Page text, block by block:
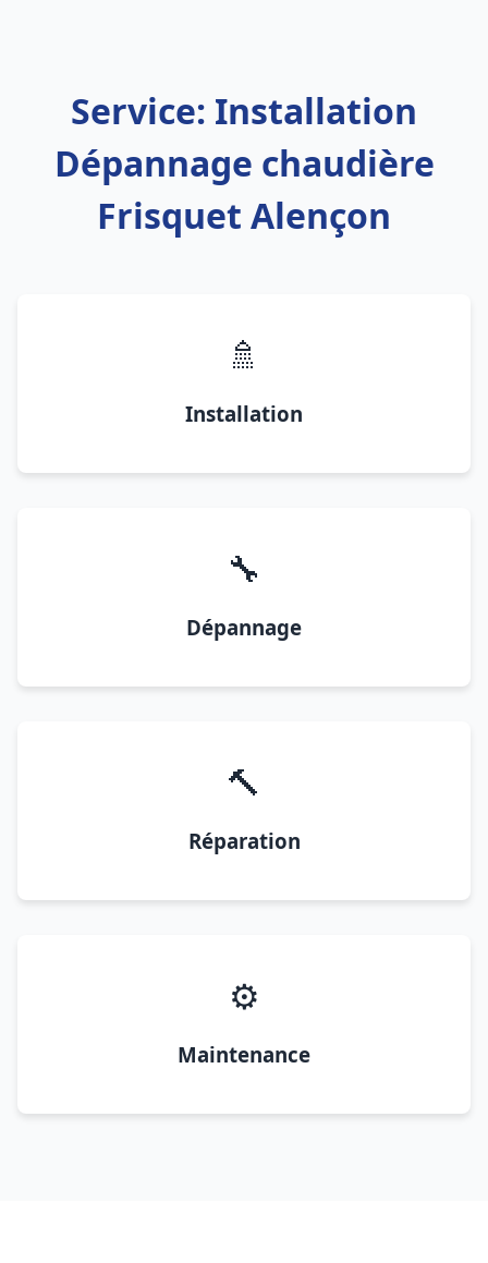
Service: Installation
Dépannage chaudière
Frisquet Alençon
🚿
Installation
🔧
Dépannage
🔨
Réparation
⚙️
Maintenance